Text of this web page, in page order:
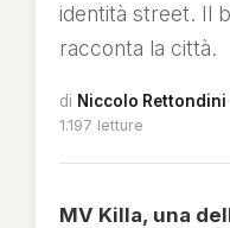
identità street. Il
racconta la città.
di Niccolo Rettondini·
1.197 letture
MV Killa, una